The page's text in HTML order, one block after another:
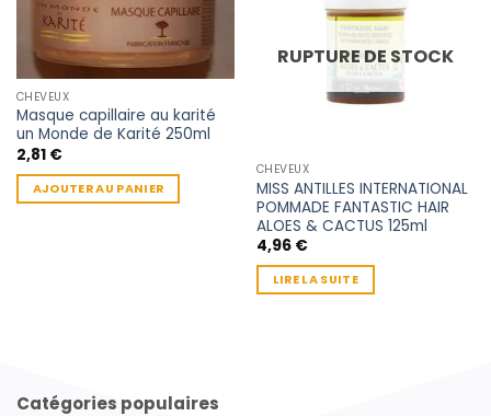
CHEVEUX
Masque capillaire au karité
un Monde de Karité 250ml
2,81 €
AJOUTER AU PANIER
RUPTURE DE STOCK
CHEVEUX
MISS ANTILLES INTERNATIONAL
POMMADE FANTASTIC HAIR
ALOES & CACTUS 125ml
4,96 €
LIRE LA SUITE
Catégories populaires